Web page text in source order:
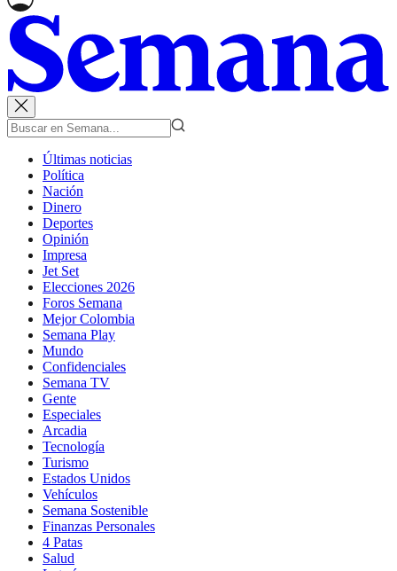
Últimas noticias
Política
Nación
Dinero
Deportes
Opinión
Impresa
Jet Set
Elecciones 2026
Foros Semana
Mejor Colombia
Semana Play
Mundo
Confidenciales
Semana TV
Gente
Especiales
Arcadia
Tecnología
Turismo
Estados Unidos
Vehículos
Semana Sostenible
Finanzas Personales
4 Patas
Salud